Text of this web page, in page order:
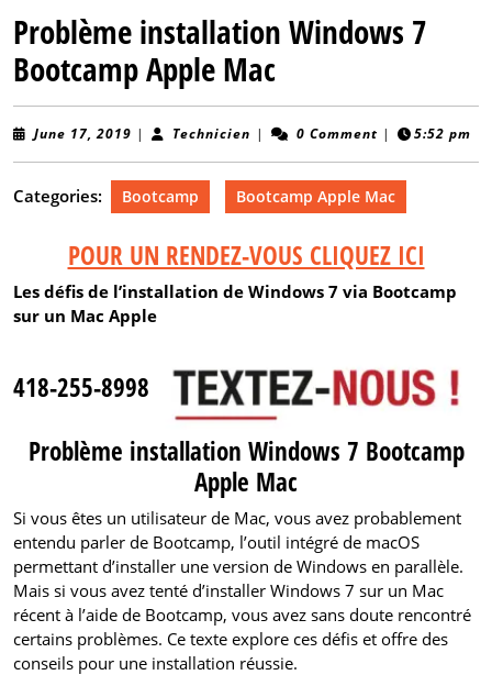
Problème installation Windows 7
Bootcamp Apple Mac
June 17, 2019 June
| Technicien Technicien
| 0 Comment | 5:52 pm
Categories: Bootcamp Bootcamp Apple Mac
POUR UN RENDEZ-VOUS CLIQUEZ ICI
Les défis de l’installation de Windows 7 via Bootcamp
sur un Mac Apple
418-255-8998
Problème installation Windows 7 Bootcamp
Apple Mac
Si vous êtes un utilisateur de Mac, vous avez probablement
entendu parler de Bootcamp, l’outil intégré de macOS
permettant d’installer une version de Windows en parallèle.
Mais si vous avez tenté d’installer Windows 7 sur un Mac
récent à l’aide de Bootcamp, vous avez sans doute rencontré
certains problèmes. Ce texte explore ces défis et offre des
conseils pour une installation réussie.